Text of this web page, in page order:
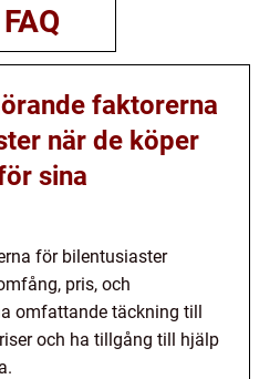
FAQ
faktorerna
när de köper
sina
för bilentusiaster
pris, och
omfattande täckning till
och ha tillgång till hjälp